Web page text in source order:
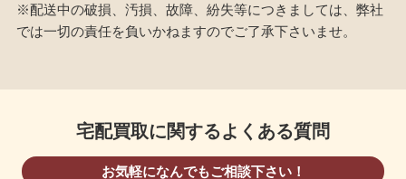
※配送中の破損、汚損、故障、紛失等につきましては、弊社
では一切の責任を負いかねますのでご了承下さいませ。
宅配買取に関するよくある質問
お気軽になんでもご相談下さい！